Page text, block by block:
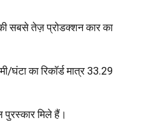
सबसे तेज़ प्रोडक्शन कार का
घंटा का रिकॉर्ड मात्र 33.29
पुरस्कार मिले हैं।